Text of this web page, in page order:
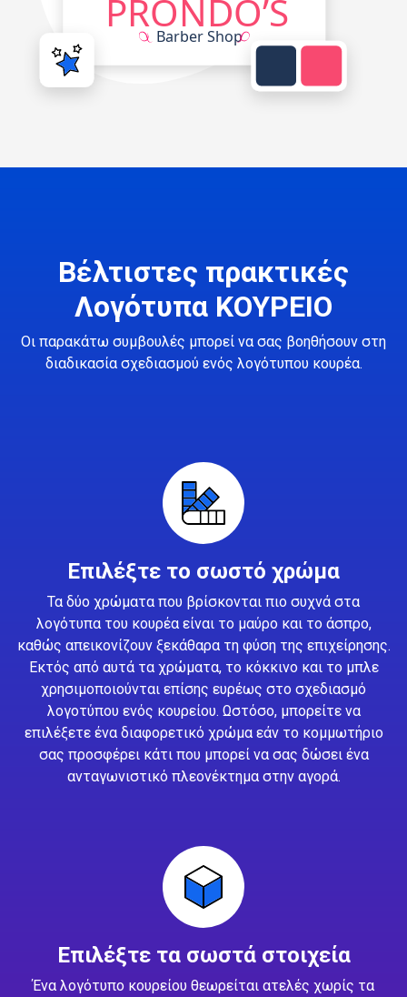
Βέλτιστες πρακτικές
Λογότυπα ΚΟΥΡΕΙΟ
Οι παρακάτω συμβουλές μπορεί να σας βοηθήσουν στη
διαδικασία σχεδιασμού ενός λογότυπου κουρέα.
Επιλέξτε το σωστό χρώμα
Τα δύο χρώματα που βρίσκονται πιο συχνά στα
λογότυπα του κουρέα είναι το μαύρο και το άσπρο,
καθώς απεικονίζουν ξεκάθαρα τη φύση της επιχείρησης.
Εκτός από αυτά τα χρώματα, το κόκκινο και το μπλε
χρησιμοποιούνται επίσης ευρέως στο σχεδιασμό
λογοτύπου ενός κουρείου. Ωστόσο, μπορείτε να
επιλέξετε ένα διαφορετικό χρώμα εάν το κομμωτήριο
σας προσφέρει κάτι που μπορεί να σας δώσει ένα
ανταγωνιστικό πλεονέκτημα στην αγορά.
Επιλέξτε τα σωστά στοιχεία
Ένα λογότυπο κουρείου θεωρείται ατελές χωρίς τα